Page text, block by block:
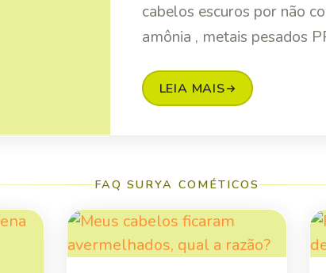
cabelos escuros por não
amônia , metais pesados
LEIA MAIS
FAQ SURYA COMÉTICOS